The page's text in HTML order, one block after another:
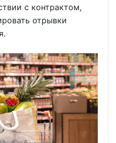
с контрактом,
отрывки